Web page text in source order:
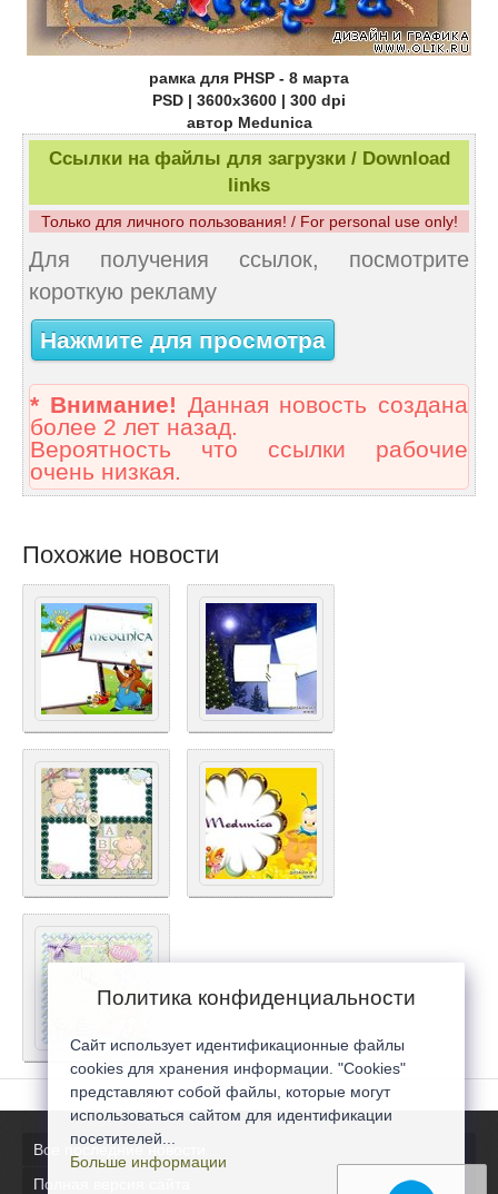
рамка для PHSP - 8 марта
PSD | 3600х3600 | 300 dpi
автор Medunica
Ссылки на файлы для загрузки / Download
links
Только для личного пользования! / For personal use only!
Для получения ссылок, посмотрите
короткую рекламу
Нажмите для просмотра
* Внимание! Данная новость создана
более 2 лет назад.
Вероятность что ссылки рабочие
очень низкая.
Похожие новости
Все последние новости
Полная версия сайта
Политика конфиденциальности
Сайт использует идентификационные файлы
cookies для хранения информации. "Cookies"
представляют собой файлы, которые могут
использоваться сайтом для идентификации
посетителей...
Больше информации